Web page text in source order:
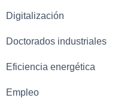
Digitalización
Doctorados industriales
Eficiencia energética
Empleo